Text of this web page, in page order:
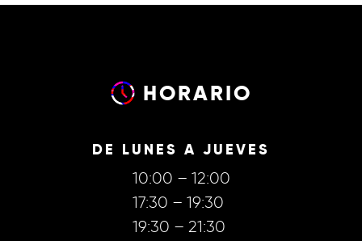
HORARIO
DE LUNES A JUEVES
10:00 – 12:00
17:30 – 19:30
19:30 – 21:30